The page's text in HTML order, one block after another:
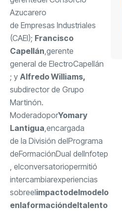
Azucarero
de Empresas Industriales
(CAEI); Francisco
Capellán,gerente
general de ElectroCapellán
; y Alfredo Williams,
subdirector de Grupo
Martinón.
ModeradoporYomary
Lantigua,encargada
de la División delPrograma
deFormaciónDual delInfotep
, elconversatoriopermitió
intercambiarexperiencias
sobreelimpactodelmodelo
enlaformacióndeltalento